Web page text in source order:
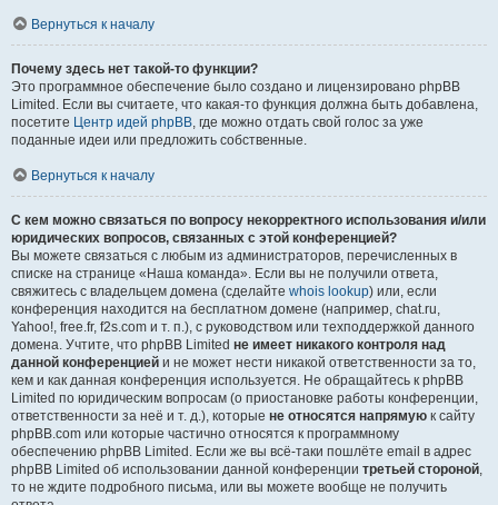
Вернуться к началу
Почему здесь нет такой-то функции?
Это программное обеспечение было создано и лицензировано phpBB
Limited. Если вы считаете, что какая-то функция должна быть добавлена,
посетите Центр идей phpBB, где можно отдать свой голос за уже
поданные идеи или предложить собственные.
Вернуться к началу
С кем можно связаться по вопросу некорректного использования и/или
юридических вопросов, связанных с этой конференцией?
Вы можете связаться с любым из администраторов, перечисленных в
списке на странице «Наша команда». Если вы не получили ответа,
свяжитесь с владельцем домена (сделайте whois lookup) или, если
конференция находится на бесплатном домене (например, chat.ru,
Yahoo!, free.fr, f2s.com и т. п.), с руководством или техподдержкой данного
домена. Учтите, что phpBB Limited не имеет никакого контроля над
данной конференцией и не может нести никакой ответственности за то,
кем и как данная конференция используется. Не обращайтесь к phpBB
Limited по юридическим вопросам (о приостановке работы конференции,
ответственности за неё и т. д.), которые не относятся напрямую к сайту
phpBB.com или которые частично относятся к программному
обеспечению phpBB Limited. Если же вы всё-таки пошлёте email в адрес
phpBB Limited об использовании данной конференции третьей стороной,
то не ждите подробного письма, или вы можете вообще не получить